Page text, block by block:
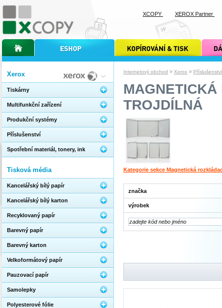
Internetový obchod » Xerox » Příslušenství
TROJDÍLNÁ
Kategorie sekce Magnetická
značka
výrobek
Xerox
Tiskárny
Multifunkční zařízení
Produkční systémy
Příslušenství
Spotřební materiál, tonery, ink
Tisková média
Kancelářský bílý papír
Kancelářský bílý karton
Recyklovaný papír
Barevný papír
Barevný karton
Velkoformátový papír
Pauzovací papír
Samolepky
Polyesterové fólie
úvodní stránka xcopyinternetový obchod xcopy kopírování a tisk xcopy dárkové
XCOPY XEROX Partner